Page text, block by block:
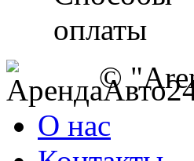
©
О нас